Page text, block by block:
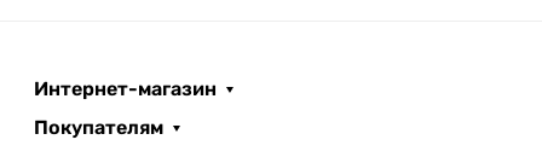
Интернет-магазин
Покупателям